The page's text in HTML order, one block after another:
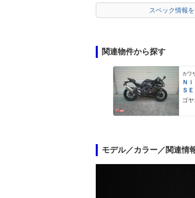
スペック情報
関連物件から探す
カワ
Ｎ
ＳＥ
ゴ
モデル／カラー／関連情